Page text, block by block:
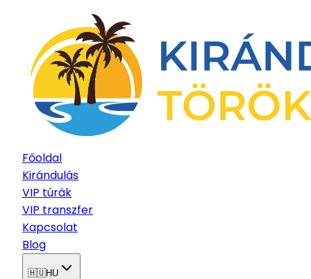
Főoldal
Kirándulás
VIP túrák
VIP transzfer
Kapcsolat
Blog
🇭🇺HU